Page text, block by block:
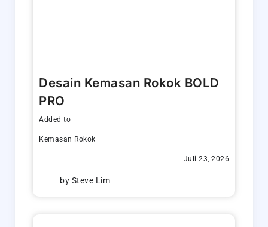
Desain Kemasan Rokok BOLD
PRO
Added to
Kemasan Rokok
Juli 23, 2026
by Steve Lim